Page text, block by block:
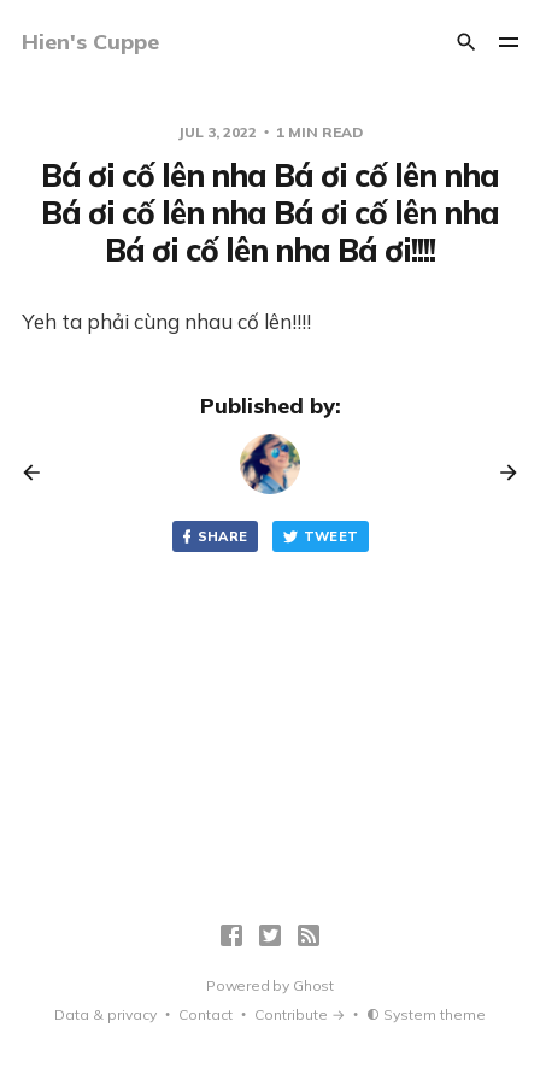
Hien's Cuppe
JUL 3, 2022 1 MIN READ
Bá ơi cố lên nha Bá ơi cố lên nha
Bá ơi cố lên nha Bá ơi cố lên nha
Bá ơi cố lên nha Bá ơi!!!!
Yeh ta phải cùng nhau cố lên!!!!
Published by:
SHARE TWEET
Powered by Ghost
Data & privacy
Contact Contribute → System theme